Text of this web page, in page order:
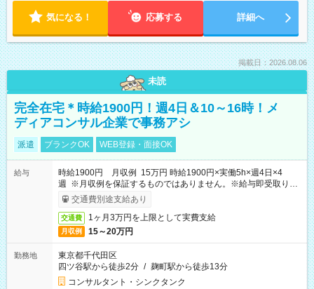
気になる！ 応募する 詳細へ
掲載日：2026.08.06
未読
完全在宅＊時給1900円！週4日＆10～16時！メ
ディアコンサル企業で事務アシ
派遣 ブランクOK WEB登録・面接OK
給与
時給1900円 月収例 15万円 時給1900円×実働5h×週4日×4
週 ※月収例を保証するものではありません。※給与即受取りサ
ービス利用可（利用条件有）
交通費別途支給あり
交通費 1ヶ月3万円を上限として実費支給
月収例 15～20万円
勤務地
東京都千代田区
四ツ谷駅から徒歩2分 / 麹町駅から徒歩13分
コンサルタント・シンクタンク